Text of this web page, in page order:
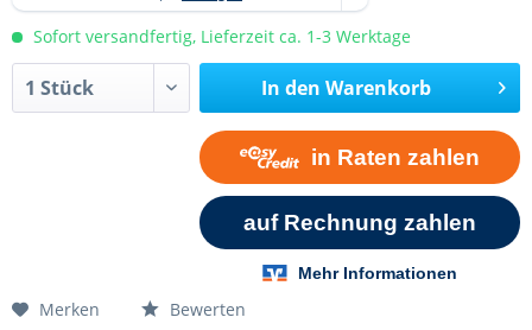
Sofort versandfertig, Lieferzeit ca. 1-3 Werktage
In den Warenkorb
Merken Bewerten